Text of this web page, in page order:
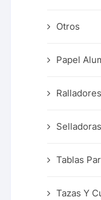
Otros
Papel
Selladoras
Tablas
Tazas Y